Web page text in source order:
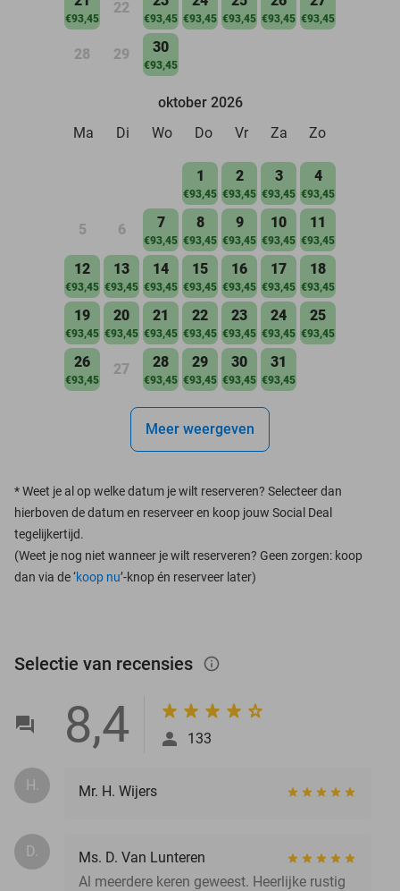
€93,45
22
€93,45 €93,45 €93,45 €93,45 €93,45
28 29 30
€93,45
oktober 2026
Ma
Di Wo Do Vr Za Zo
1
€93,45
2
€93,45
3
€93,45
4
€93,45
5 6 7
€93,45
8
€93,45
9
€93,45
10
€93,45
11
€93,45
12
€93,45
13
€93,45
14
€93,45
15
€93,45
16
€93,45
17
€93,45
18
€93,45
19
€93,45
20
€93,45
21
€93,45
22
€93,45
23
€93,45
24
€93,45
25
€93,45
26
€93,45
27 28
€93,45
29
€93,45
30
€93,45
31
€93,45
Meer weergeven
*Weet je al op welke datum je wilt reserveren? Selecteer dan
hierboven de datum en reserveer en koop jouw Social Deal
tegelijkertijd.
(Weet je nog niet wanneer je wilt reserveren? Geen zorgen: koop
dan via de ‘koop nu’-knop én reserveer later)
Selectie van recensies info_outlined
8,4 133
H. Mr. H. Wijers
D.
Ms. D. Van Lunteren
Al meerdere keren geweest. Heerlijke rustig